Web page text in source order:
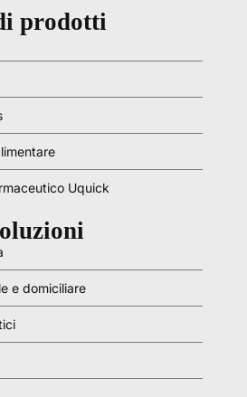
prodotti
Uquick
e domiciliare